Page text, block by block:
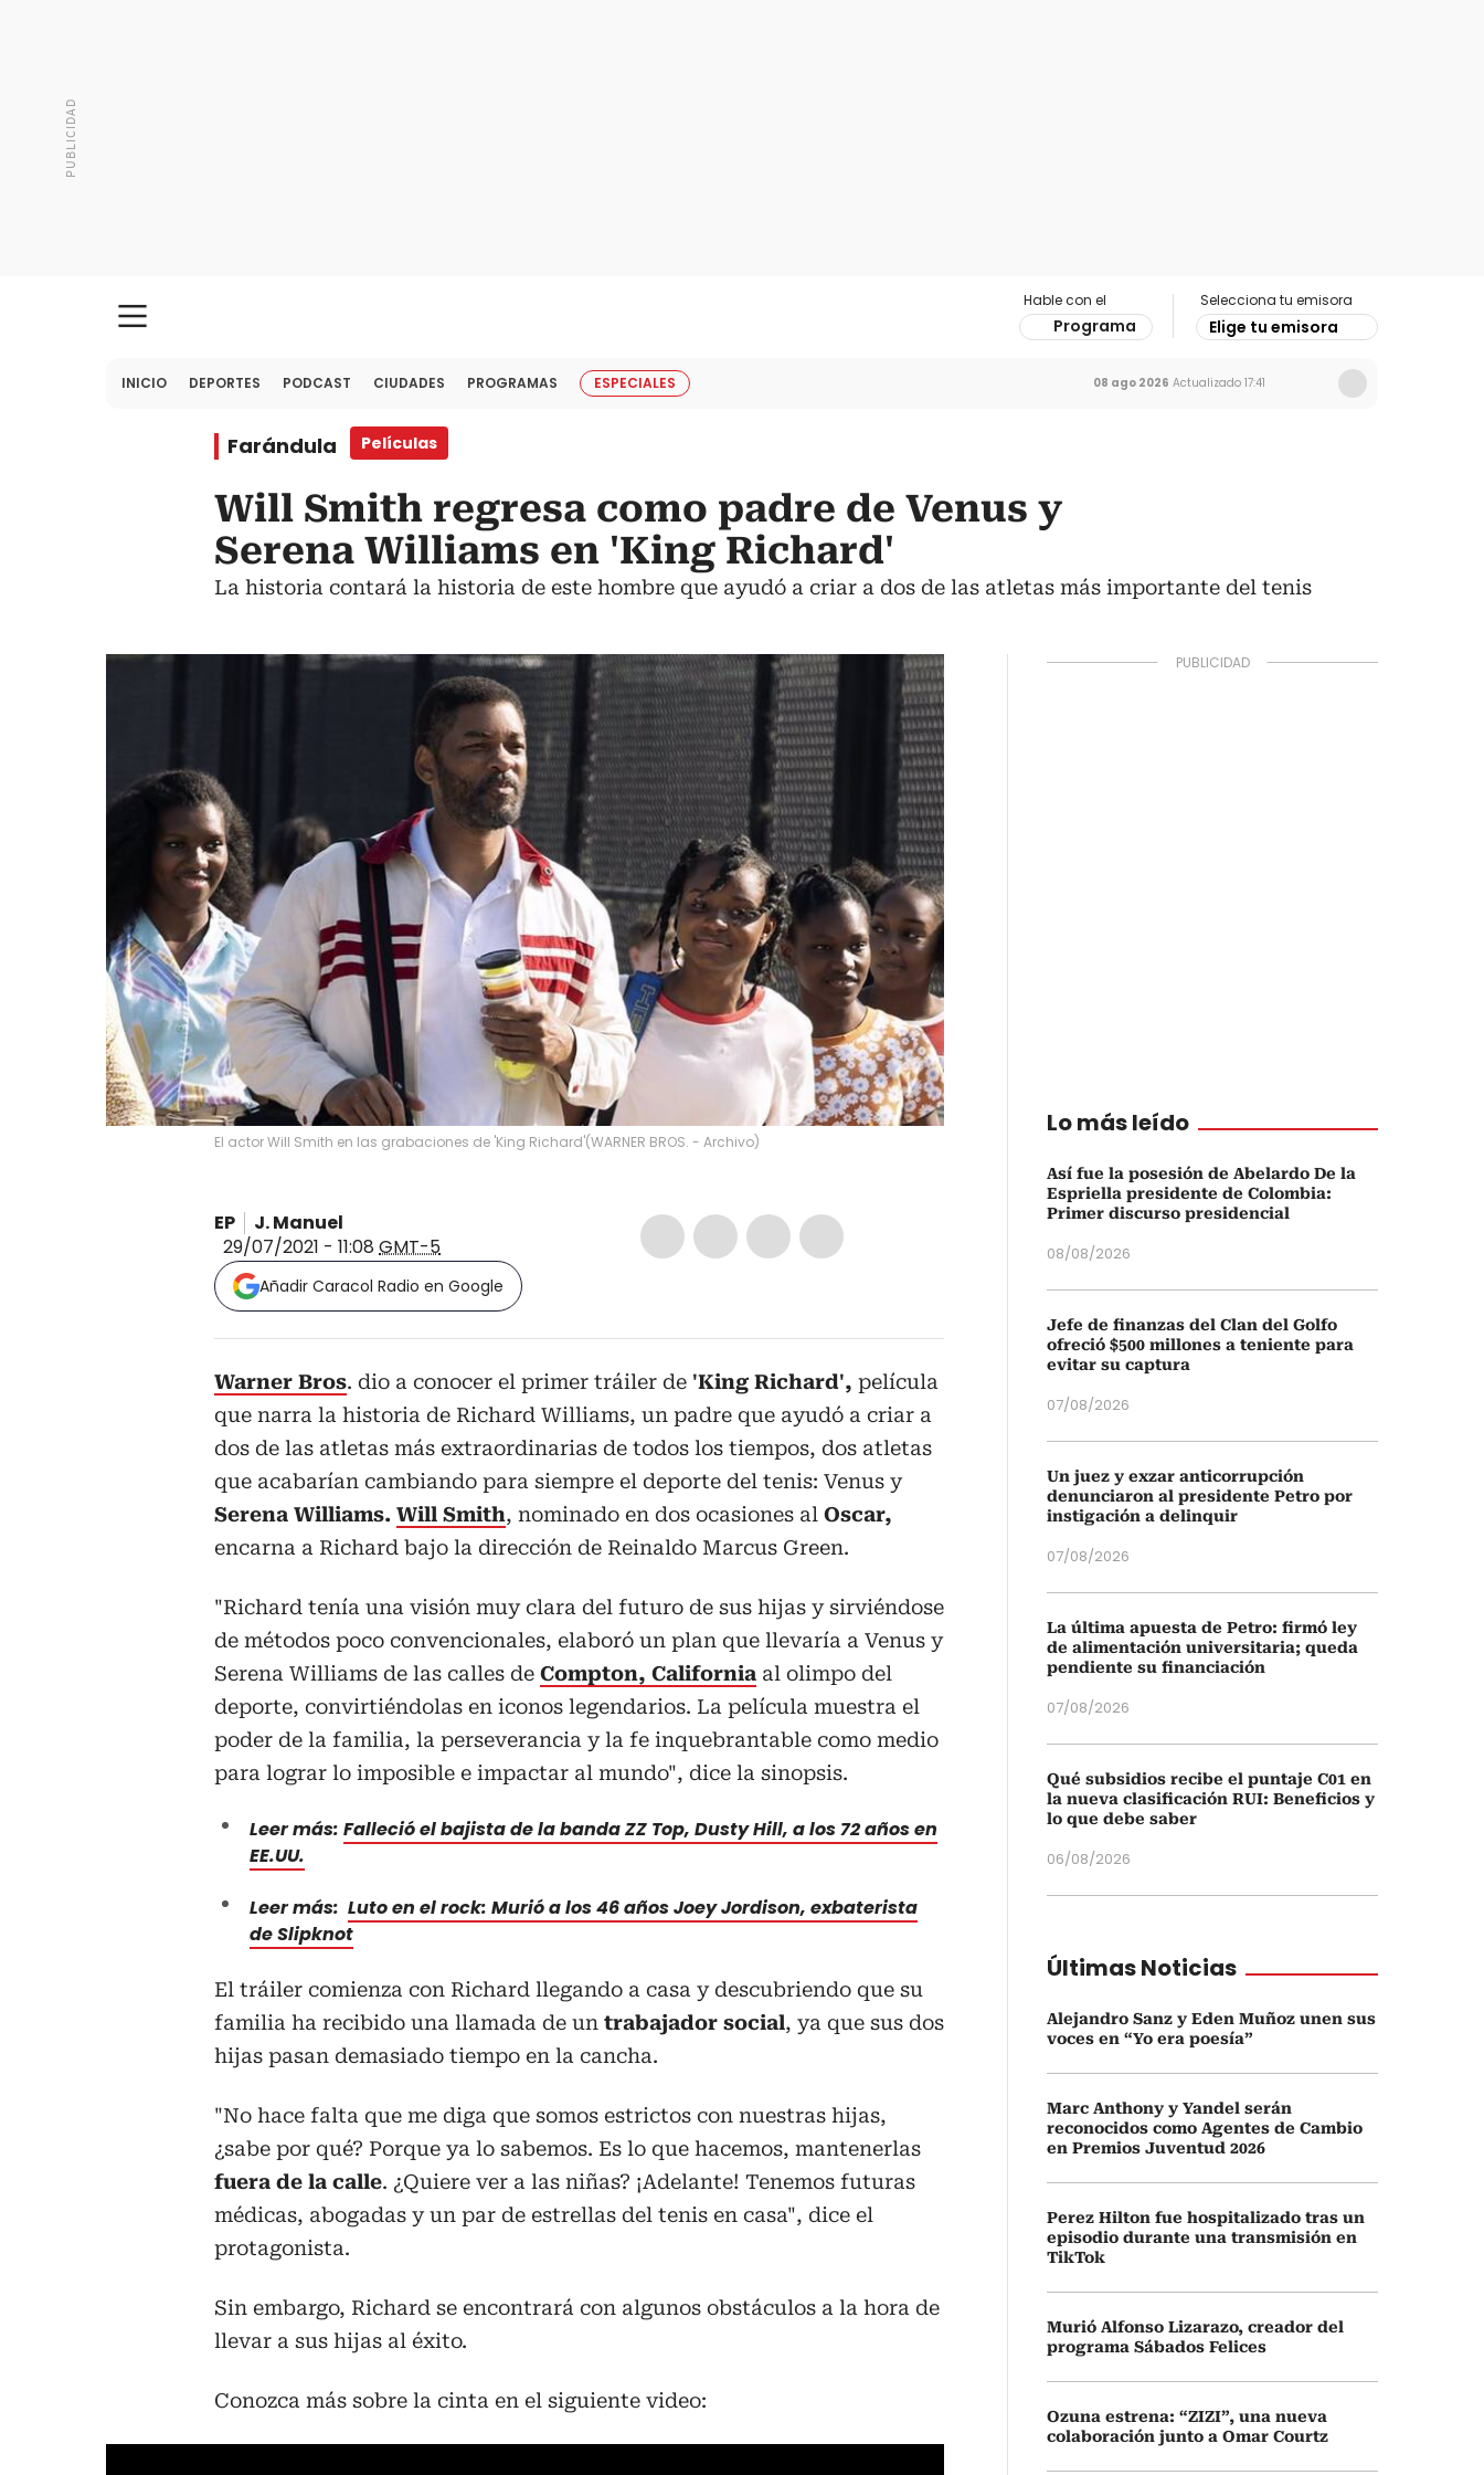
Hable con el
Programa
Selecciona tu emisora
Elige tu emisora
INICIO DEPORTES PODCAST CIUDADES PROGRAMAS ESPECIALES 08 ago 2026 Actualizado 17:41
Farándula Películas
Will Smith regresa como padre de Venus y
Serena Williams en 'King Richard'
La historia contará la historia de este hombre que ayudó a criar a dos de las atletas más importante del tenis
El actor Will Smith en las grabaciones de 'King Richard'(WARNER BROS. - Archivo)
EP
J. Manuel
29/07/2021 - 11:08 GMT-5
Añadir Caracol Radio en Google
Warner Bros. dio a conocer el primer tráiler de 'King Richard', película
que narra la historia de Richard Williams, un padre que ayudó a criar a
dos de las atletas más extraordinarias de todos los tiempos, dos atletas
que acabarían cambiando para siempre el deporte del tenis: Venus y
Serena Williams. Will Smith, nominado en dos ocasiones al Oscar,
encarna a Richard bajo la dirección de Reinaldo Marcus Green.
"Richard tenía una visión muy clara del futuro de sus hijas y sirviéndose
de métodos poco convencionales, elaboró un plan que llevaría a Venus y
Serena Williams de las calles de Compton, California al olimpo del
deporte, convirtiéndolas en iconos legendarios. La película muestra el
poder de la familia, la perseverancia y la fe inquebrantable como medio
para lograr lo imposible e impactar al mundo", dice la sinopsis.
Leer más: Falleció el bajista de la banda ZZ Top, Dusty Hill, a los 72 años en
EE.UU.
Leer más: Luto en el rock: Murió a los 46 años Joey Jordison, exbaterista
de Slipknot
El tráiler comienza con Richard llegando a casa y descubriendo que su
familia ha recibido una llamada de un trabajador social, ya que sus dos
hijas pasan demasiado tiempo en la cancha.
"No hace falta que me diga que somos estrictos con nuestras hijas,
¿sabe por qué? Porque ya lo sabemos. Es lo que hacemos, mantenerlas
fuera de la calle. ¿Quiere ver a las niñas? ¡Adelante! Tenemos futuras
médicas, abogadas y un par de estrellas del tenis en casa", dice el
protagonista.
Sin embargo, Richard se encontrará con algunos obstáculos a la hora de
llevar a sus hijas al éxito.
Conozca más sobre la cinta en el siguiente video:
Lo más leído
Así fue la posesión de Abelardo De la
Espriella presidente de Colombia:
Primer discurso presidencial
08/08/2026
Jefe de finanzas del Clan del Golfo
ofreció $500 millones a teniente para
evitar su captura
07/08/2026
Un juez y exzar anticorrupción
denunciaron al presidente Petro por
instigación a delinquir
07/08/2026
La última apuesta de Petro: firmó ley
de alimentación universitaria; queda
pendiente su financiación
07/08/2026
Qué subsidios recibe el puntaje C01 en
la nueva clasificación RUI: Beneficios y
lo que debe saber
06/08/2026
Últimas Noticias
Alejandro Sanz y Eden Muñoz unen sus
voces en “Yo era poesía”
Marc Anthony y Yandel serán
reconocidos como Agentes de Cambio
en Premios Juventud 2026
Perez Hilton fue hospitalizado tras un
episodio durante una transmisión en
TikTok
Murió Alfonso Lizarazo, creador del
programa Sábados Felices
Ozuna estrena: “ZIZI”, una nueva
colaboración junto a Omar Courtz